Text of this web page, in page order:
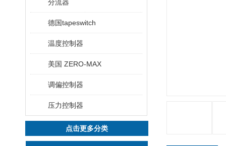
分流器
德国tapeswitch
温度控制器
美国 ZERO-MAX
调偏控制器
压力控制器
点击更多分类